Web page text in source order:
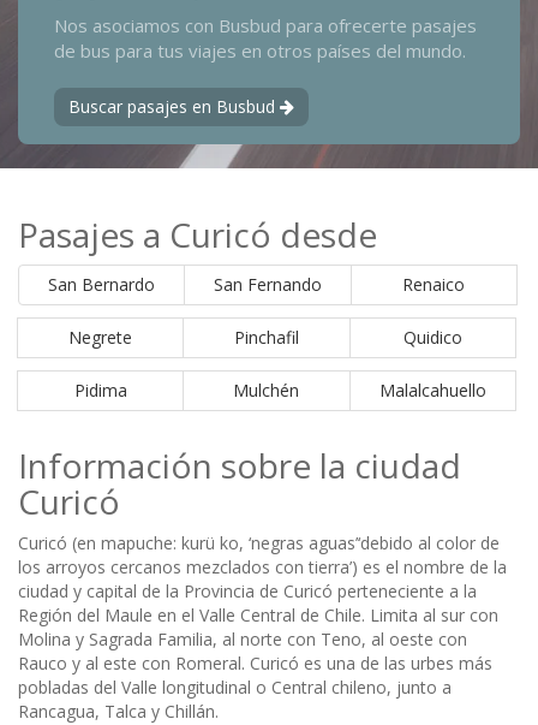
Nos asociamos con Busbud para ofrecerte pasajes
de bus para tus viajes en otros países del mundo.
Buscar pasajes en Busbud
Pasajes a Curicó desde
San Bernardo San Fernando Renaico
Negrete Pinchafil Quidico
Pidima Mulchén Malalcahuello
Información sobre la ciudad
Curicó
Curicó (en mapuche: kurü ko, ‘negras aguas’‘debido al color de
los arroyos cercanos mezclados con tierra’) es el nombre de la
ciudad y capital de la Provincia de Curicó perteneciente a la
Región del Maule en el Valle Central de Chile. Limita al sur con
Molina y Sagrada Familia, al norte con Teno, al oeste con
Rauco y al este con Romeral. Curicó es una de las urbes más
pobladas del Valle longitudinal o Central chileno, junto a
Rancagua, Talca y Chillán.